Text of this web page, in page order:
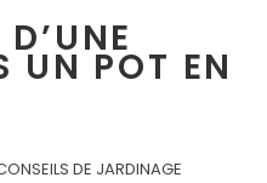
UN POT EN
DE JARDINAGE